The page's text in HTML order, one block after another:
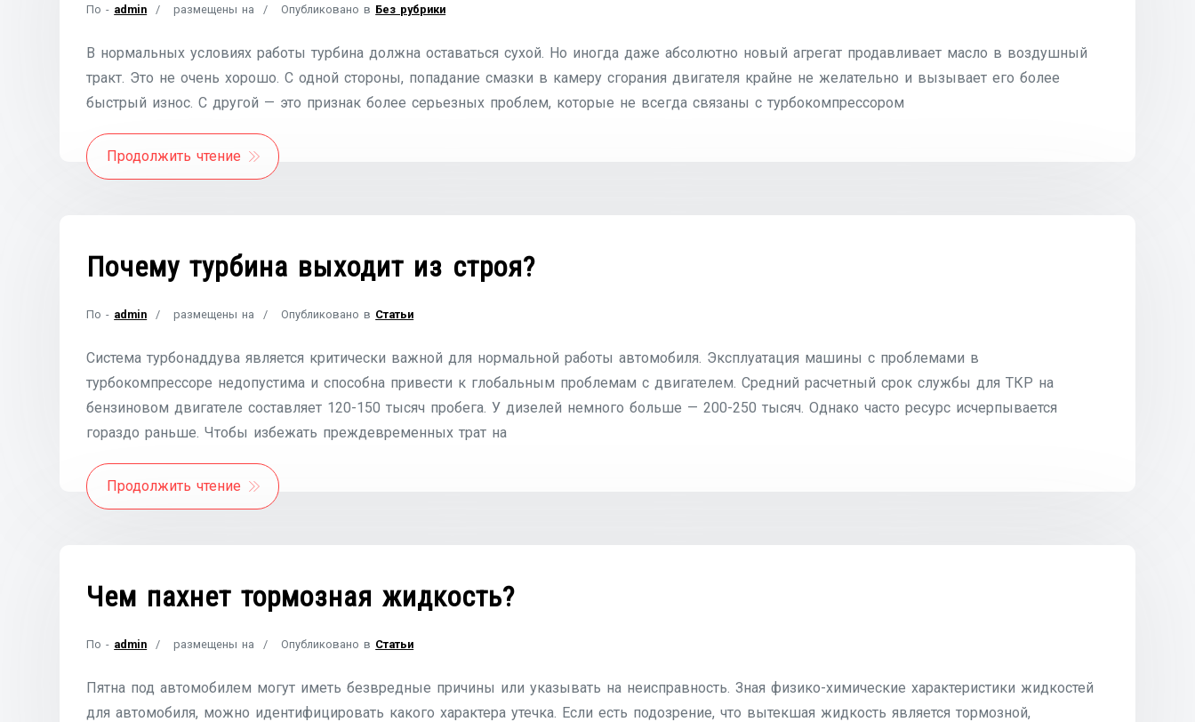
По - admin размещены на Опубликовано в Без рубрики
В нормальных условиях работы турбина должна оставаться сухой. Но иногда даже абсолютно новый агрегат продавливает масло в воздушный
тракт. Это не очень хорошо. С одной стороны, попадание смазки в камеру сгорания двигателя крайне не желательно и вызывает его более
быстрый износ. С другой — это признак более серьезных проблем, которые не всегда связаны с турбокомпрессором
Продолжить чтение
Почему турбина выходит из строя?
По - admin размещены на Опубликовано в Статьи
Система турбонаддува является критически важной для нормальной работы автомобиля. Эксплуатация машины с проблемами в
турбокомпрессоре недопустима и способна привести к глобальным проблемам с двигателем. Средний расчетный срок службы для ТКР на
бензиновом двигателе составляет 120-150 тысяч пробега. У дизелей немного больше — 200-250 тысяч. Однако часто ресурс исчерпывается
гораздо раньше. Чтобы избежать преждевременных трат на
Продолжить чтение
Чем пахнет тормозная жидкость?
По - admin размещены на Опубликовано в Статьи
Пятна под автомобилем могут иметь безвредные причины или указывать на неисправность. Зная физико-химические характеристики жидкостей
для автомобиля, можно идентифицировать какого характера утечка. Если есть подозрение, что вытекшая жидкость является тормозной,